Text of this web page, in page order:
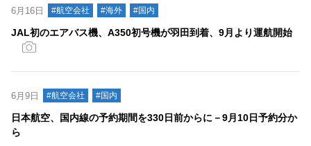
6月16日 #航空会社 #海外 #国内
JAL初のエアバス機、A350初号機が羽田到着、9月より運航開始
6月9日 #航空会社 #国内
日本航空、国内線の予約期間を330日前からに－9月10日予約分か
ら